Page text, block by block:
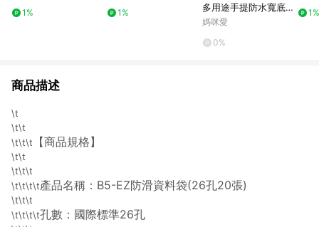
1% 1%
多用途手提防水寬底收
納袋-糖果鯨魚 (20.5X
媽咪愛
0%
1%
商品描述
\t
\t\t
\t\t\t
【商品規格】
\t\t
\t\t\t
\t\t\t\t產品名稱：B5-EZ防滑資料袋(26孔20張)
\t\t\t
\t\t\t\t孔數：國際標準26孔